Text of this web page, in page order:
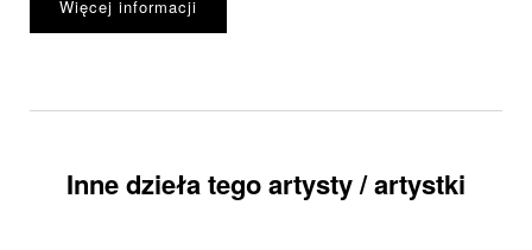
Więcej informacji
Inne dzieła tego artysty / artystki